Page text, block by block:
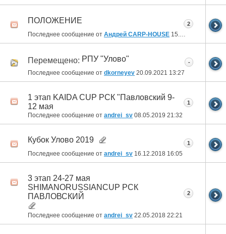
ПОЛОЖЕНИЕ
Последнее сообщение от Андрей CARP-HOUSE 15.02.2022 16:21
2
Перемещено: РПУ "Улово"
Последнее сообщение от dkorneyev 20.09.2021 13:27
-
1 этап KAIDA CUP РСК "Павловский 9-
12 мая
Последнее сообщение от andrei_sv 08.05.2019 21:32
1
Кубок Улово 2019
Последнее сообщение от andrei_sv 16.12.2018 16:05
1
3 этап 24-27 мая
SHIMANORUSSIANСUP РСК
ПАВЛОВСКИЙ
Последнее сообщение от andrei_sv 22.05.2018 22:21
2